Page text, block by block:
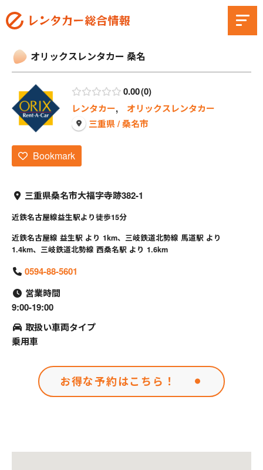
オリックスレンタカー 桑名
0.00 0
レンタカー, オリックスレンタカー
三重県 / 桑名市
Bookmark
三重県桑名市大福字寺跡382-1
近鉄名古屋線益生駅より徒歩15分
近鉄名古屋線 益生駅 より 1km、三岐鉄道北勢線 馬道駅 より
1.4km、三岐鉄道北勢線 西桑名駅 より 1.6km
0594-88-5601
営業時間
9:00-19:00
取扱い車両タイプ
乗用車
お得な予約はこちら！